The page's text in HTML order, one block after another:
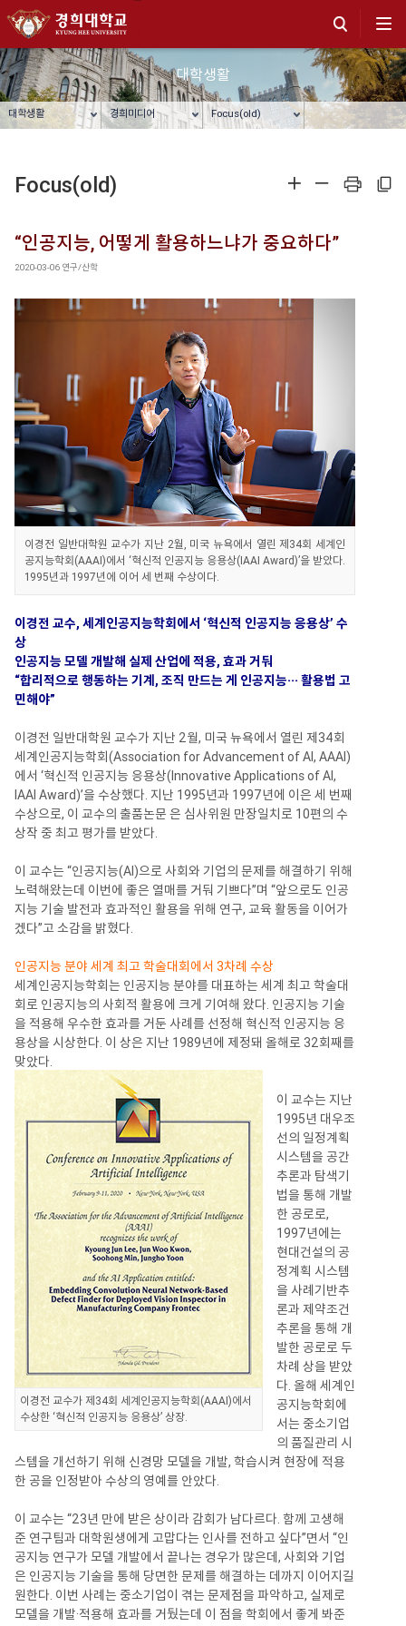
대학생활
대학생활 경희미디어 Focus(old)
확대
축소
프린트
주소복사
Focus(old)
“인공지능, 어떻게 활용하느냐가 중요하다”
2020-03-06 연구/산학
이경전 일반대학원 교수가 지난 2월, 미국 뉴욕에서 열린 제34회 세계인
공지능학회(AAAI)에서 ‘혁신적 인공지능 응용상(IAAI Award)’을 받았다.
1995년과 1997년에 이어 세 번째 수상이다.
이경전 교수, 세계인공지능학회에서 ‘혁신적 인공지능 응용상’ 수
상
인공지능 모델 개발해 실제 산업에 적용, 효과 거둬
“합리적으로 행동하는 기계, 조직 만드는 게 인공지능··· 활용법 고
민해야”
이경전 일반대학원 교수가 지난 2월, 미국 뉴욕에서 열린 제34회
세계인공지능학회(Association for Advancement of AI, AAAI)
에서 ‘혁신적 인공지능 응용상(Innovative Applications of AI,
IAAI Award)’을 수상했다. 지난 1995년과 1997년에 이은 세 번째
수상으로, 이 교수의 출품논문 은 심사위원 만장일치로 10편의 수
상작 중 최고 평가를 받았다.
이 교수는 “인공지능(AI)으로 사회와 기업의 문제를 해결하기 위해
노력해왔는데 이번에 좋은 열매를 거둬 기쁘다”며 “앞으로도 인공
지능 기술 발전과 효과적인 활용을 위해 연구, 교육 활동을 이어가
겠다”고 소감을 밝혔다.
인공지능 분야 세계 최고 학술대회에서 3차례 수상
세계인공지능학회는 인공지능 분야를 대표하는 세계 최고 학술대
회로 인공지능의 사회적 활용에 크게 기여해 왔다. 인공지능 기술
을 적용해 우수한 효과를 거둔 사례를 선정해 혁신적 인공지능 응
용상을 시상한다. 이 상은 지난 1989년에 제정돼 올해로 32회째를
맞았다.
이경전 교수가 제34회 세계인공지능학회(AAAI)에서
수상한 ‘혁신적 인공지능 응용상’ 상장.
이 교수는 지난
1995년 대우조
선의 일정계획
시스템을 공간
추론과 탐색기
법을 통해 개발
한 공로로,
1997년에는
현대건설의 공
정계획 시스템
을 사례기반추
론과 제약조건
추론을 통해 개
발한 공로로 두
차례 상을 받았
다. 올해 세계인
공지능학회에
서는 중소기업
의 품질관리 시
스템을 개선하기 위해 신경망 모델을 개발, 학습시켜 현장에 적용
한 공을 인정받아 수상의 영예를 안았다.
이 교수는 “23년 만에 받은 상이라 감회가 남다르다. 함께 고생해
준 연구팀과 대학원생에게 고맙다는 인사를 전하고 싶다”면서 “인
공지능 연구가 모델 개발에서 끝나는 경우가 많은데, 사회와 기업
은 인공지능 기술을 통해 당면한 문제를 해결하는 데까지 이어지길
원한다. 이번 사례는 중소기업이 겪는 문제점을 파악하고, 실제로
모델을 개발·적용해 효과를 거뒀는데 이 점을 학회에서 좋게 봐준